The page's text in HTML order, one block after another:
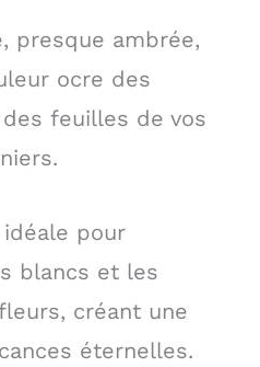
presque ambrée,
ocre des
feuilles de vos
pour
blancs et les
créant une
éternelles.